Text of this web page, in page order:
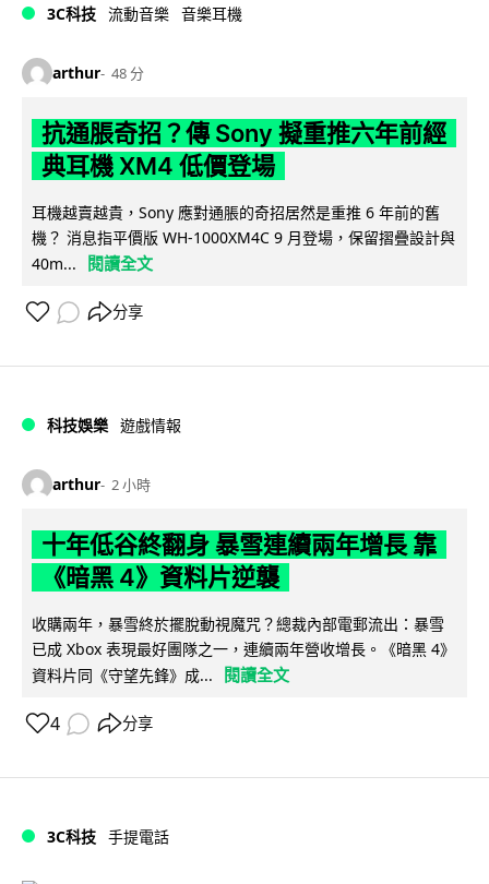
3C科技 流動音樂 音樂耳機
arthur 48 分
抗通脹奇招？傳 Sony 擬重推六年前經
典耳機 XM4 低價登場
耳機越賣越貴，Sony 應對通脹的奇招居然是重推 6 年前的舊
機？ 消息指平價版 WH-1000XM4C 9 月登場，保留摺疊設計與
40m...
閱讀全文
分享
科技娛樂 遊戲情報
arthur 2 小時
十年低谷終翻身 暴雪連續兩年增長 靠
《暗黑 4》資料片逆襲
收購兩年，暴雪終於擺脫動視魔咒？總裁內部電郵流出：暴雪
已成 Xbox 表現最好團隊之一，連續兩年營收增長。《暗黑 4》
資料片同《守望先鋒》成...
閱讀全文
4 分享
3C科技 手提電話